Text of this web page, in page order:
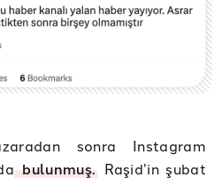
sonra Instagram
bulunmuş. Raşid’in şubat